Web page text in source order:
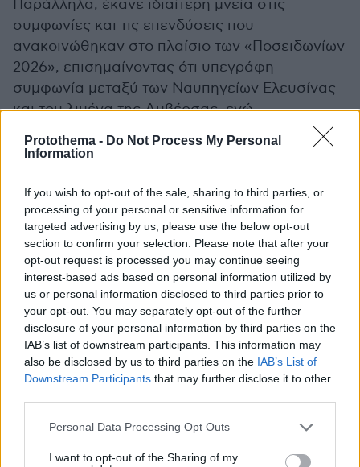
Protothema - Do Not Process My Personal
Information
If you wish to opt-out of the sale, sharing to third parties, or
processing of your personal or sensitive information for
targeted advertising by us, please use the below opt-out
section to confirm your selection. Please note that after your
opt-out request is processed you may continue seeing
interest-based ads based on personal information utilized by
us or personal information disclosed to third parties prior to
your opt-out. You may separately opt-out of the further
disclosure of your personal information by third parties on the
IAB’s list of downstream participants. This information may
also be disclosed by us to third parties on the IAB’s List of
Downstream Participants that may further disclose it to other
Please note that this website/app uses one or more Google
not limited to your visit or usage behaviour. You may click to
Personal Data Processing Opt Outs
I want to opt-out of the Sharing of my
Παράλληλα, έκανε ιδιαίτερη μνεία στις
συμφωνίες και τις επενδύσεις που
ανακοινώθηκαν στο πλαίσιο των «Ποσειδωνίων
2026», επισημαίνοντας ότι υπεγράφη
συμφωνία μεταξύ των Ναυπηγείων Ελευσίνας
και του λιμένα της Αμβέρσας, ενώ
προηγήθηκαν νέες παραγγελίες και συμφωνίες
στα Ναυπηγεία Σκαραμαγκά και στα ναυπηγεία
επενδυτικό ενδιαφέρον για τα ελληνικά
ναυπηγεία, τα λιμάνια και τις θαλάσσιες
υποδομές, δημιουργεί νέες αναπτυξιακές
προοπτικές για τη χώρα και περισσότερες
ευκαιρίες για τη νέα γενιά.
Ακολουθήστε τοprotothema.gr στο Google News
και μάθετε πρώτοι όλες τις ειδήσεις
Δείτε όλες τις τελευταίες Ειδήσεις
και τον Κόσμο, τη στιγμή που συμβαίνουν, στο
Protothema.gr